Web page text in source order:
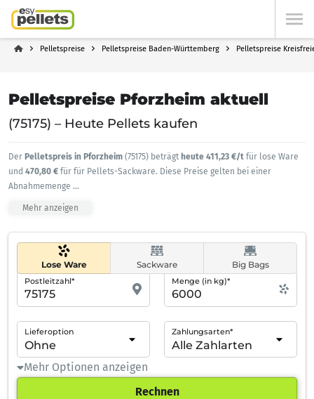
Pelletspreise Pelletspreise Baden-Württemberg Pelletspreise
Pelletspreise Pforzheim aktuell
(75175) – Heute Pellets kaufen
Der Pelletspreis in Pforzheim (75175) beträgt heute 411,23 €/t für lose Ware
und 470,80 € für für Pellets-Sackware. Diese Preise gelten bei einer
Abnahmemenge ...
Mehr anzeigen
Lose Ware Sackware Big Bags
Postleitzahl* Menge (in kg)*
Lieferoption Zahlungsarten*
Mehr Optionen anzeigen
Rechnen